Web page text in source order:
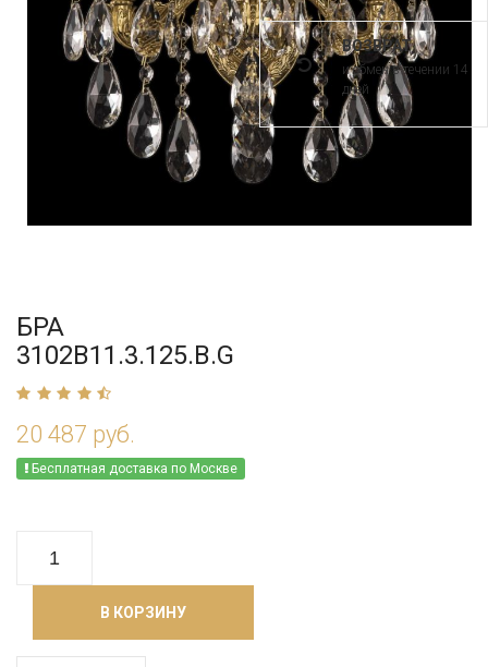
БРА
3102B11.3.125.B.G
20 487 руб.
Бесплатная доставка по Москве
В КОРЗИНУ
ВОЗВРАТ
и обмен в течении 14
дней